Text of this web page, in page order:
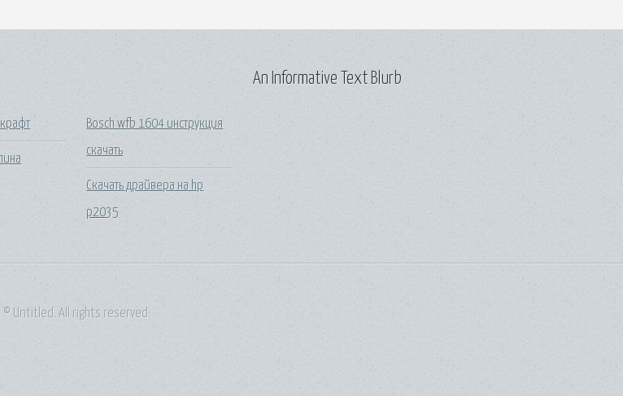
Bosch wfb 1604 инструкция
скачать
Скачать драйвера на hp
p2035
An Informative Text Blurb
© Untitled. All rights reserved.